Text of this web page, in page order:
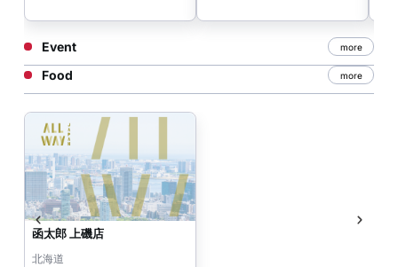
Event more
Food more
函太郎 上磯店
北海道